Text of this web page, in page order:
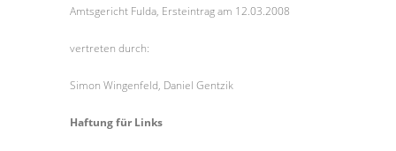
Amtsgericht Fulda, Ersteintrag am 12.03.2008
vertreten durch:
Simon Wingenfeld, Daniel Gentzik
Haftung für Links